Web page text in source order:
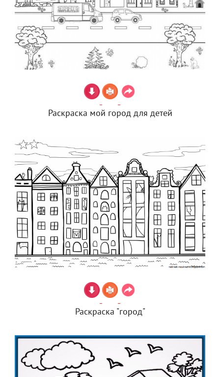
Раскраска мой город для детей
Раскраска "город"